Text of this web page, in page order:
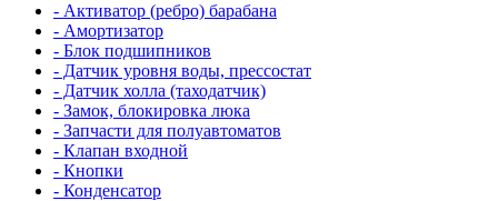
- Активатор (ребро) барабана
- Амортизатор
- Блок подшипников
- Датчик уровня воды, прессостат
- Датчик холла (таходатчик)
- Замок, блокировка люка
- Запчасти для полуавтоматов
- Клапан входной
- Кнопки
- Конденсатор